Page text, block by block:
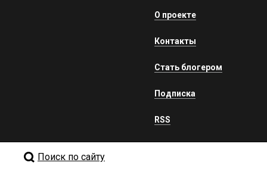
О проекте
Контакты
Стать блогером
Подписка
RSS
Поиск по сайту